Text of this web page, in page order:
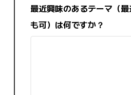
最近興味のあるテーマ（
も可）は何ですか？